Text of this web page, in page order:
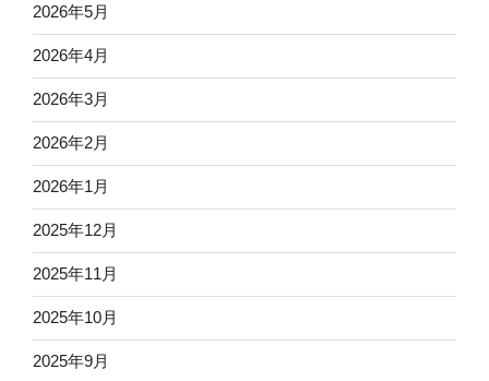
2026年5月
2026年4月
2026年3月
2026年2月
2026年1月
2025年12月
2025年11月
2025年10月
2025年9月